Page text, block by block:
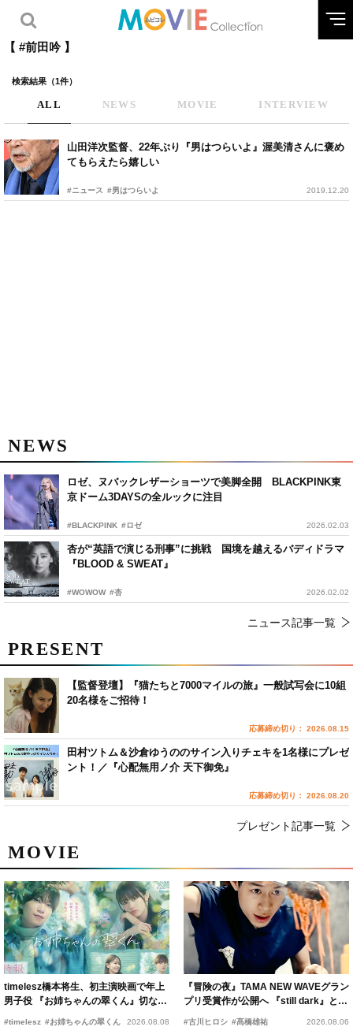
【 #前田吟 】
検索結果（1件）
ALL NEWS MOVIE INTERVIEW
山田洋次監督、22年ぶり『男はつらいよ』渥美清さんに褒め
てもらえたら嬉しい
#ニュース #男はつらいよ 2019.12.20
NEWS
ロゼ、ヌバックレザーショーツで美脚全開 BLACKPINK東
京ドーム3DAYSの全ルックに注目
#BLACKPINK #ロゼ 2026.02.03
杏が“英語で演じる刑事”に挑戦 国境を越えるバディドラマ
『BLOOD & SWEAT』
#WOWOW #杏 2026.02.02
ニュース記事一覧
MOVIE
timelesz橋本将生、初主演映画で年上
男子役 『お姉ちゃんの翠くん』切ない
恋の幕開けを予感
#timelesz #お姉ちゃんの翠くん 2026.08.08
『冒険の夜』TAMA NEW WAVEグラン
プリ受賞作が公開へ 『still dark』と同
時上映決定
#古川ヒロシ #髙橋雄祐 2026.08.06
PRESENT
【監督登壇】『猫たちと7000マイルの旅』一般試写会に10組
20名様をご招待！
応募締め切り： 2026.08.15
田村ツトム＆沙倉ゆうののサイン入りチェキを1名様にプレゼ
ント！／『心配無用ノ介 天下御免』
応募締め切り： 2026.08.20
プレゼント記事一覧